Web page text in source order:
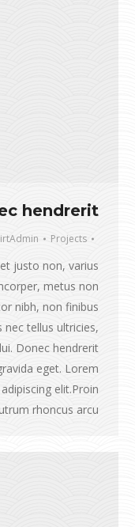
hendrerit
Projects
justo non, varius
metus non
nibh, non finibus
nec tellus ultricies,
Donec hendrerit
eget. Lorem
elit.Proin
rhoncus arcu,…